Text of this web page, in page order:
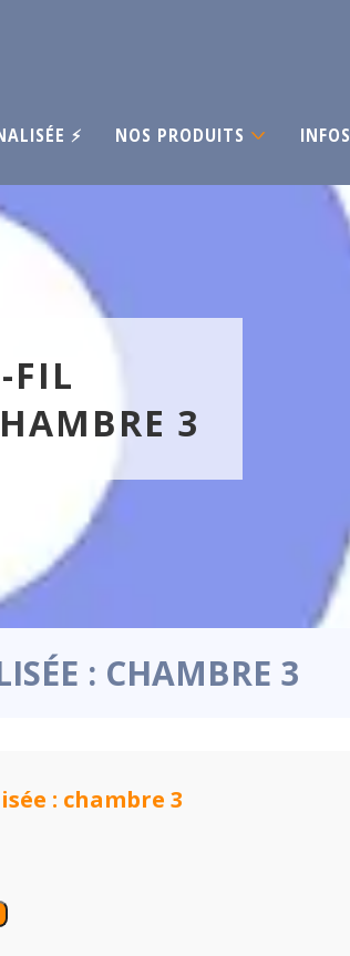
⚡ NOS PRODUITS INFOS
FIL
3
: CHAMBRE 3
: chambre 3